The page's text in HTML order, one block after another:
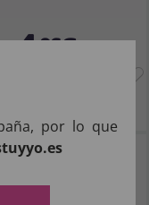
4,06€
Esférica Verde 26 CMS.
por lo que